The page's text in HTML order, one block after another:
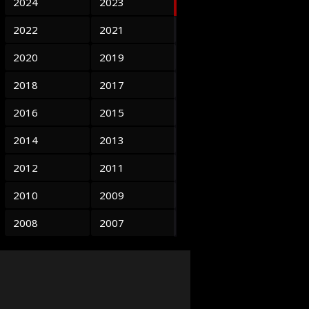
2022
2021
2020
2019
2018
2017
2016
2015
2014
2013
2012
2011
2010
2009
2008
2007
2006
2005